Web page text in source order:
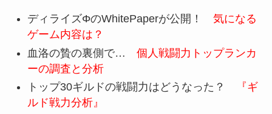
ディライズΦのWhitePaperが公開！ 気になる
ゲーム内容は？
血洛の贄の裏側で… 個人戦闘力トップランカ
ーの調査と分析
トップ30ギルドの戦闘力はどうなった？
『ギ
ルド戦力分析』